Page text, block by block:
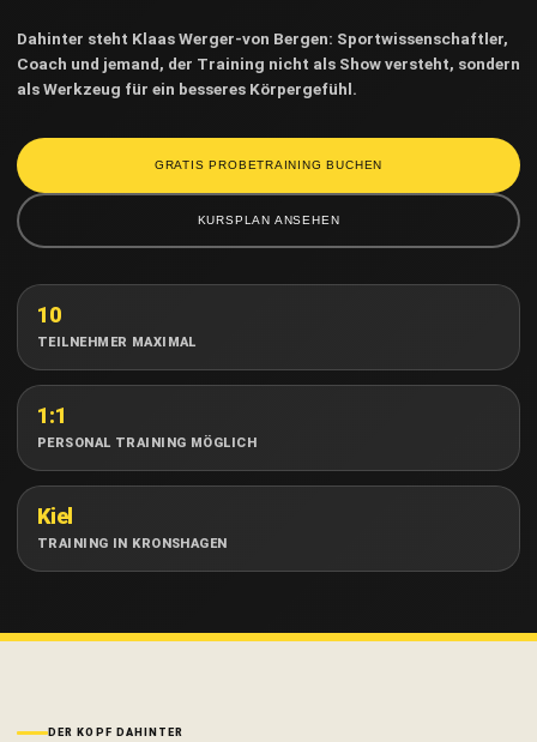
Dahinter steht Klaas Werger-von Bergen: Sportwissenschaftler,
Coach und jemand, der Training nicht als Show versteht, sondern
als Werkzeug für ein besseres Körpergefühl.
GRATIS PROBETRAINING BUCHEN
KURSPLAN ANSEHEN
10
TEILNEHMER MAXIMAL
1:1
PERSONAL TRAINING MÖGLICH
Kiel
TRAINING IN KRONSHAGEN
DER KOPF DAHINTER